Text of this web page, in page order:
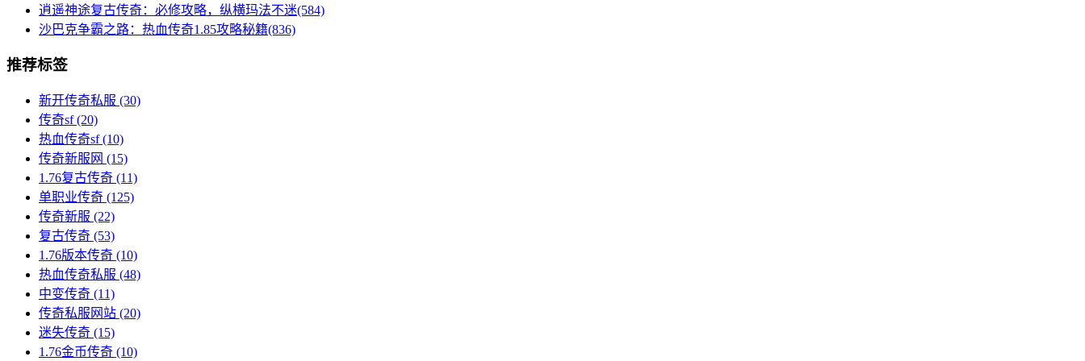
逍遥神途复古传奇：必修攻略，纵横玛法不迷(584)
沙巴克争霸之路：热血传奇1.85攻略秘籍(836)
推荐标签
新开传奇私服 (30)
传奇sf(20)
热血传奇sf(10)
传奇新服网 (15)
1.76复古传奇 (11)
单职业传奇 (125)
传奇新服 (22)
复古传奇 (53)
1.76版本传奇 (10)
热血传奇私服 (48)
中变传奇 (11)
传奇私服网站 (20)
迷失传奇 (15)
1.76金币传奇 (10)